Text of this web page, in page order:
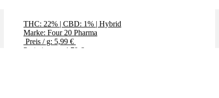
THC: 22% | CBD: 1% | Hybrid
Marke: Four 20 Pharma
Preis / g: 5,99 €
Preis / g: nur 4,79 €